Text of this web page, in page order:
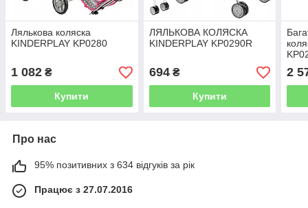
Лялькова коляска
KINDERPLAY KP0280
1 082 ₴
Купити
ЛЯЛЬКОВА КОЛЯСКА
KINDERPLAY KP0290R
694₴
Купити
2
Про нас
95% позитивних з 634 відгуків за рік
Працює з 27.07.2016